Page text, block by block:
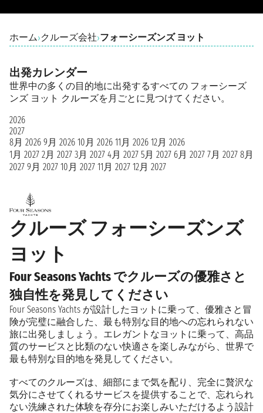
ホーム›クルーズ会社›フォーシーズンズ ヨット
クルーズ フォーシーズンズ
ヨット
Four Seasons Yachts でクルーズの優雅さと
独自性を発見してください
Four Seasons Yachts が設計したヨットに乗って、優雅さと冒
険が完璧に融合した、最も特別な目的地への忘れられない
旅に出発しましょう。エレガントなヨットに乗って、高品
質のサービスと比類のない快適さを楽しみながら、世界で
最も特別な目的地を発見してください。
すべてのクルーズは、細部にまで気を配り、完全に贅沢な
気分にさせてくれるサービスを提供することで、忘れられ
ない洗練された体験を存分にお楽しみいただけるよう設計
出発カレンダー
世界中の多くの目的地に出発するすべての フォーシーズ
ンズ ヨット クルーズを月ごとに見つけてください。
2026
2027
8月 2026 9月 2026 10月 2026 11月 2026 12月 2026
1月 2027 2月 2027 3月 2027 4月 2027 5月 2027 6月 2027 7月 2027 8月
2027 9月 2027 10月 2027 11月 2027 12月 2027